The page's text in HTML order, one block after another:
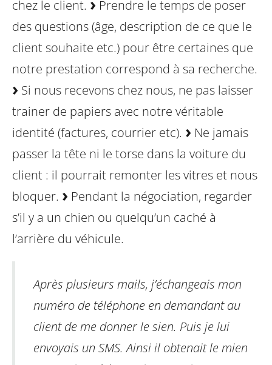
chez le client.
Prendre le temps de poser
des questions (âge, description de ce que le
client souhaite etc.) pour être certaines que
notre prestation correspond à sa recherche.
Si nous recevons chez nous, ne pas laisser
trainer de papiers avec notre véritable
identité (factures, courrier etc).
Ne jamais
passer la tête ni le torse dans la voiture du
client : il pourrait remonter les vitres et nous
bloquer.
Pendant la négociation, regarder
s’il y a un chien ou quelqu’un caché à
l’arrière du véhicule.
Après plusieurs mails, j’échangeais mon
numéro de téléphone en demandant au
client de me donner le sien. Puis je lui
envoyais un SMS. Ainsi il obtenait le mien